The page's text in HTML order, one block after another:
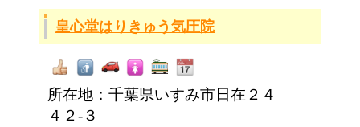
皇心堂はりきゅう気圧院
所在地：千葉県いすみ市日在２４
４２-３